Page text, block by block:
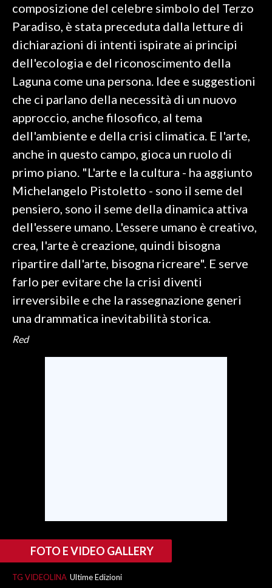
3 MINUTI CON
INFO AZIENDE
ABBONATI
ANNUNCI
NECROLOGI
PUBBLICITÀ
SPIAGGE
STORE
composizione del celebre simbolo del Terzo
Paradiso, è stata preceduta dalla letture di
dichiarazioni di intenti ispirate ai principi
dell'ecologia e del riconoscimento della
Laguna come una persona. Idee e suggestioni
che ci parlano della necessità di un nuovo
approccio, anche filosofico, al tema
dell'ambiente e della crisi climatica. E l'arte,
anche in questo campo, gioca un ruolo di
primo piano. "L'arte e la cultura - ha aggiunto
Michelangelo Pistoletto - sono il seme del
pensiero, sono il seme della dinamica attiva
dell'essere umano. L'essere umano è creativo,
crea, l'arte è creazione, quindi bisogna
ripartire dall'arte, bisogna ricreare". E serve
farlo per evitare che la crisi diventi
irreversibile e che la rassegnazione generi
una drammatica inevitabilità storica.
Red
FOTO E VIDEO GALLERY
TG VIDEOLINA Ultime Edizioni